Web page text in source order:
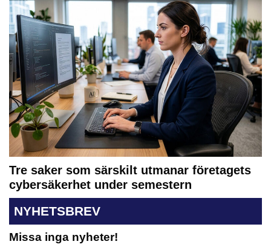
Tre saker som särskilt utmanar företagets
cybersäkerhet under semestern
NYHETSBREV
Missa inga nyheter!